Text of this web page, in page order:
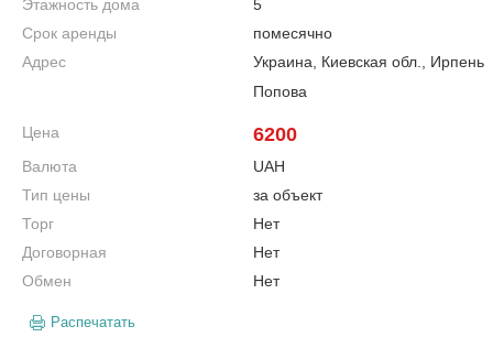
Этажность дома
5
Срок аренды
помесячно
Адрес
Украина, Киевская обл., Ирпень
Попова
Цена 6200
Валюта
UAH
Тип цены
за объект
Торг
Нет
Договорная
Нет
Обмен
Нет
Распечатать